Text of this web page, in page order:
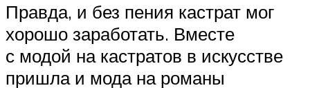
Правда, и без пения кастрат мог
хорошо заработать. Вместе
с модой на кастратов в искусстве
пришла и мода на романы